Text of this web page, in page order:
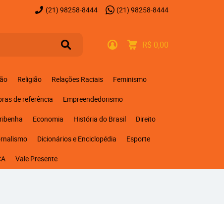
(21) 98258-8444 (21) 98258-8444
R$ 0,00
Religião Relações Raciais Feminismo
de referência Empreendedorismo
Economia História do Brasil Direito
Dicionários e Enciclopédia Esporte
Vale Presente